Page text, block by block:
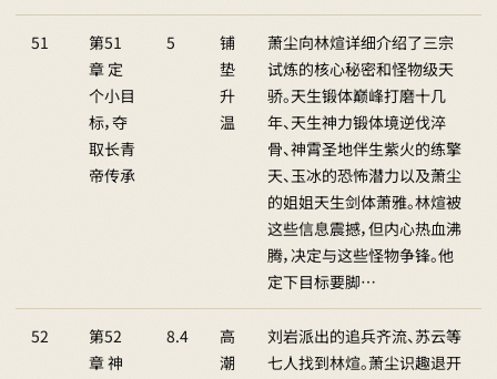
51
第51
章 定
个小目
标，夺
取长青
帝传承
5
铺
垫
升
温
萧尘向林煊详细介绍了三宗
试炼的核心秘密和怪物级天
骄。天生锻体巅峰打磨十几
年、天生神力锻体境逆伐淬
骨、神霄圣地伴生紫火的练擎
天、玉冰的恐怖潜力以及萧尘
的姐姐天生剑体萧雅。林煊被
这些信息震撼，但内心热血沸
腾，决定与这些怪物争锋。他
定下目标要脚…
52
第52
章 神
8.4
高
潮
刘岩派出的追兵齐流、苏云等
七人找到林煊。萧尘识趣退开